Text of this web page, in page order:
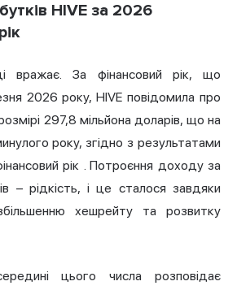
HIVE за 2026
вражає. За фінансовий рік, що
2026 року, HIVE повідомила про
297,8 мільйона доларів, що на
року, згідно з результатами
рік . Потроєння доходу за
– рідкість, і це сталося завдяки
хешрейту та розвитку
цього числа розповідає